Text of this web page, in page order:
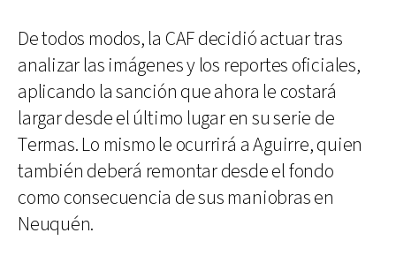
De todos modos, la CAF decidió actuar tras
analizar las imágenes y los reportes oficiales,
aplicando la sanción que ahora le costará
largar desde el último lugar en su serie de
Termas. Lo mismo le ocurrirá a Aguirre, quien
también deberá remontar desde el fondo
como consecuencia de sus maniobras en
Neuquén.